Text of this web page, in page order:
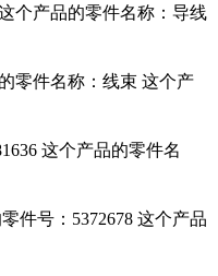
个产品的零件名称：导线
零件名称：线束 这个产
这个产品的零件名
件号：5372678 这个产品